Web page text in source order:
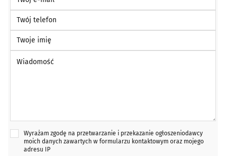
Twój telefon
Twoje imię
Wyrażam zgodę na przetwarzanie i przekazanie ogłoszeniodawcy
moich danych zawartych w formularzu kontaktowym oraz mojego
adresu IP